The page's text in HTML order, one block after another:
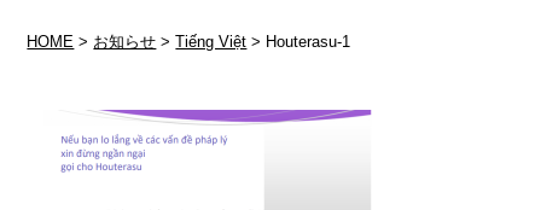
HOME > お知らせ >Tiếng Việt > Houterasu-1